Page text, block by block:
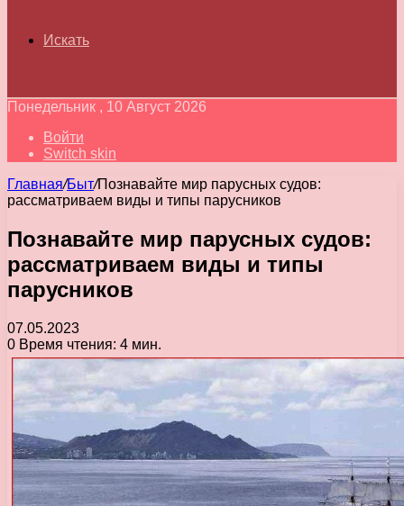
Искать
Понедельник , 10 Август 2026
Войти
Switch skin
Главная/Быт/Познавайте мир парусных судов:
рассматриваем виды и типы парусников
Познавайте мир парусных судов:
рассматриваем виды и типы
парусников
07.05.2023
0 Время чтения: 4 мин.